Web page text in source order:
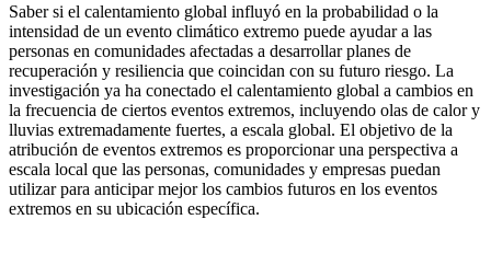
Saber si el calentamiento global influyó en la probabilidad o la
intensidad de un evento climático extremo puede ayudar a las
personas en comunidades afectadas a desarrollar planes de
recuperación y resiliencia que coincidan con su futuro riesgo. La
investigación ya ha conectado el calentamiento global a cambios en
la frecuencia de ciertos eventos extremos, incluyendo olas de calor y
lluvias extremadamente fuertes, a escala global. El objetivo de la
atribución de eventos extremos es proporcionar una perspectiva a
escala local que las personas, comunidades y empresas puedan
utilizar para anticipar mejor los cambios futuros en los eventos
extremos en su ubicación específica.